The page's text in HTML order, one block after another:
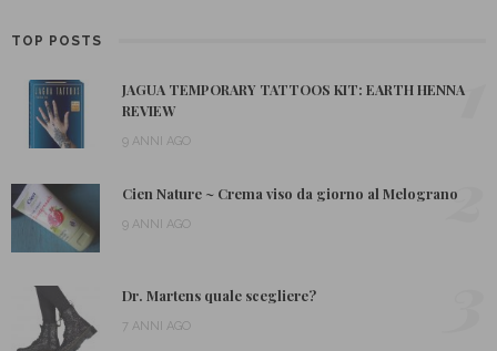
TOP POSTS
JAGUA TEMPORARY TATTOOS KIT: EARTH HENNA
REVIEW
9 ANNI AGO
1
Cien Nature ~ Crema viso da giorno al Melograno
9 ANNI AGO 2
Dr. Martens quale scegliere?
7 ANNI AGO